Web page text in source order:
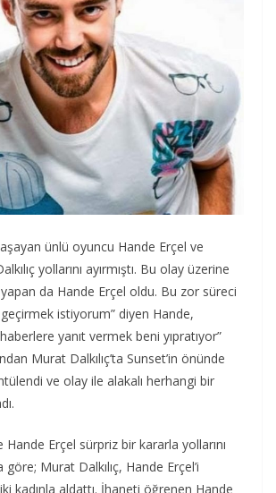
ünlü oyuncu Hande Erçel ve
yollarını ayırmıştı. Bu olay üzerine
da Hande Erçel oldu. Bu zor süreci
istiyorum” diyen Hande,
yanıt vermek beni yıpratıyor”
Murat Dalkılıç’ta Sunset’in önünde
ve olay ile alakalı herhangi bir
Hande Erçel sürpriz bir kararla yollarını
göre; Murat Dalkılıç, Hande Erçel’i
kadınla aldattı. İhaneti öğrenen Hande